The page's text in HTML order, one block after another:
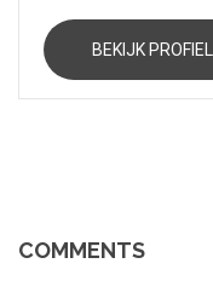
BEKIJK PROFIEL
COMMENTS